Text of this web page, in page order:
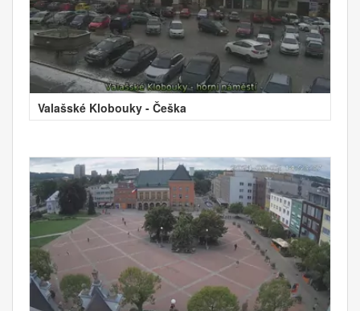
Valašské Klobouky - Češka